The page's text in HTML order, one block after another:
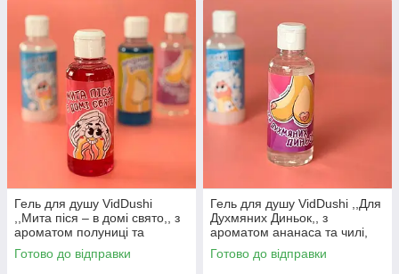
Гель для душу VidDushi
,,Мита піся – в домі свято,, з
ароматом полуниці та
маскарпоне, 200 мл
Готово до відправки
Гель для душу VidDushi ,,Для
Духмяних Диньок,, з
ароматом ананаса та чилі,
200 мл
Готово до відправки